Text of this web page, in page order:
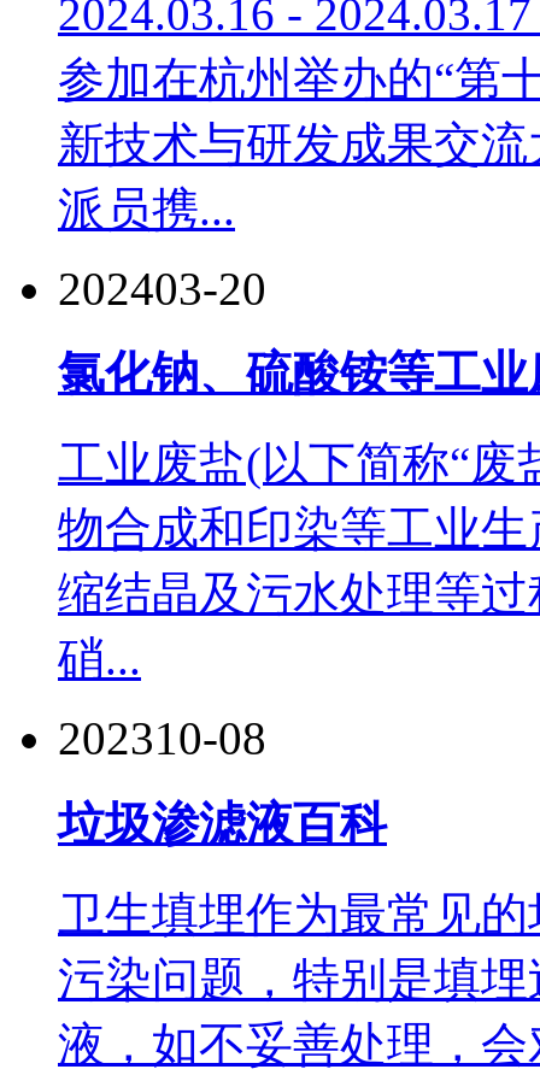
2024.03.16 -
参加在杭州举办的“第
新技术与研发成果交
派员携...
202403-20
氯化钠、硫酸铵等工
工业废盐(以下简称“废
物合成和印染等工业
缩结晶及污水处理等
硝...
202310-08
垃圾渗滤液百科
卫生填埋作为最常见
污染问题，特别是填
液，如不妥善处理，